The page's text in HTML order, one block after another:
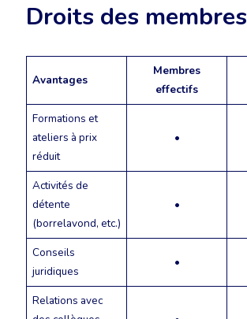
Droits des membres
Avantages
Membres
effectifs
Formations et
ateliers à prix
réduit
•
Activités de
détente
(borrelavond, etc.)
•
Conseils
juridiques
•
Relations avec